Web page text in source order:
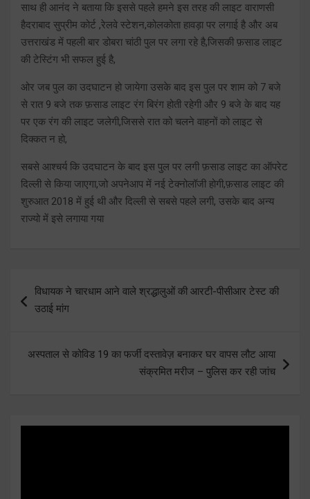
साथ ही आनंद ने बताया कि इससे पहले हमने इस तरह की लाइट वाराणसी
हैदराबाद सुप्रीम कोर्ट ,रेलवे स्टेशन,कोलकोता हावड़ा पर लगाई है और अब
उत्तराखंड में पहली बार डोबरा चांठी पुल पर लगा रहे है,जिसकी फ़साड लाइट
की टेस्टिंग भी सफल हुई है,
ओर जब पुल का उदघाटन हो जायेगा उसके बाद इस पुल पर शाम को 7 बजे
से रात 9 बजे तक फ़साड लाइट रंग बिरंग होती रहेगी और 9 बजे के बाद यह
पर एक रंग की लाइट जलेगी,जिससे रात को चलने वाहनों को लाइट से
दिक्कत न हो,
सबसे आश्चर्य कि उदघाटन के बाद इस पुल पर लगी फ़साड लाइट का ऑपरेट
दिल्ली से किया जाएगा,जो अपनेआप में नई टेक्नोलॉजी होगी,फ़साड लाइट की
शुरुआत 2018 में हुई थी और दिल्ली से सबसे पहले लगी, उसके बाद अन्य
राज्यो में इसे लगाया गया
navigation
विधायक ने चारधाम आने वाले श्रद्धालुओं की आरटी-पीसीआर टेस्ट की
उठाई मांग
अस्पताल से कोविड 19 का फर्जी दस्तावेज़ बनाकर घर वापस लौट आया
संक्रमित मरीज – पुलिस कर रही जांच